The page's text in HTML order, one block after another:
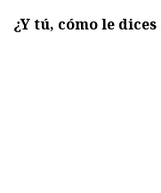
¿Y tú, cómo le